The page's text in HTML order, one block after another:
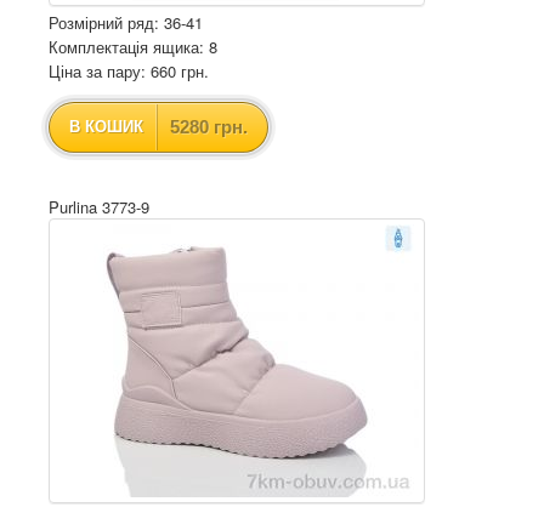
Розмірний ряд: 36-41
Комплектація ящика: 8
Ціна за пару: 660 грн.
В КОШИК 5280 грн.
Purlina 3773-9